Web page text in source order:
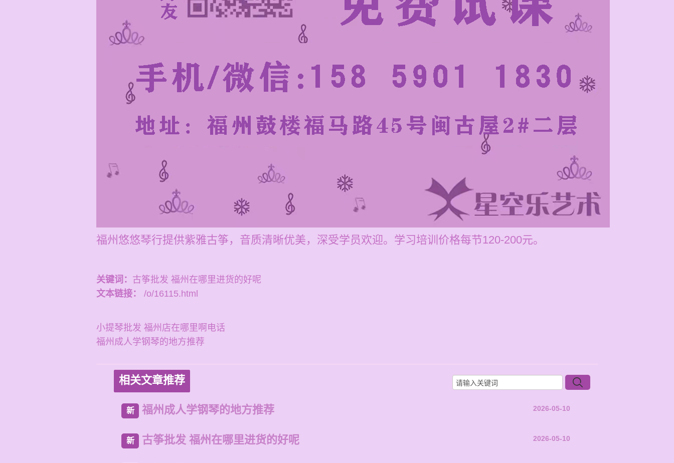
福州悠悠琴行提供紫雅古筝，音质清晰优美，深受学员欢迎。学习培训价格每节120-200元。
关键词： 古筝批发 福州在哪里进货的好呢
文本链接：
/o/16115.html
小提琴批发 福州店在哪里啊电话
福州成人学钢琴的地方推荐
相关文章推荐
新 福州成人学钢琴的地方推荐 2026-05-10
新 古筝批发 福州在哪里进货的好呢 2026-05-10